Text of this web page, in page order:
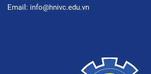
Email: info@hnivc.edu.vn